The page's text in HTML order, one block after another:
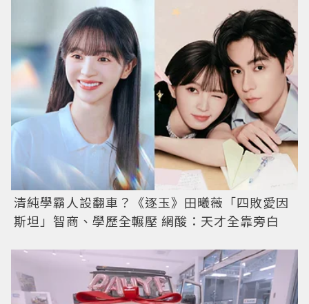
清純學霸人設翻車？《逐玉》田曦薇「四敗愛因
斯坦」智商、學歷全輾壓 網酸：天才全靠旁白